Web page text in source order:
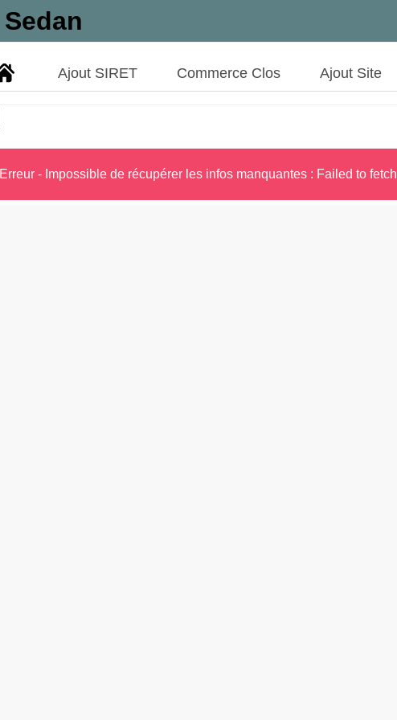
Sedan
Ajout SIRET Commerce Clos Ajout Site
Erreur - Impossible de récupérer les infos manquantes : Failed to fetch